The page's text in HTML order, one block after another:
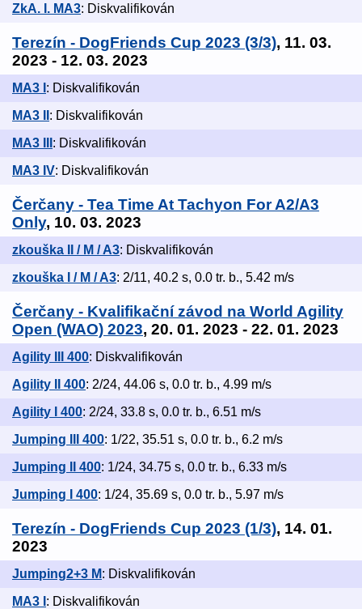
ZkA. I. MA3: Diskvalifikován
Terezín - DogFriends Cup 2023 (3/3), 11. 03.
2023 - 12. 03. 2023
MA3 I : Diskvalifikován
MA3 II : Diskvalifikován
MA3 III : Diskvalifikován
MA3 IV: Diskvalifikován
Čerčany - Tea Time At Tachyon For A2/A3
Only, 10. 03. 2023
zkouška II / M / A3: Diskvalifikován
zkouška I / M / A3: 2/11, 40.2 s, 0.0 tr. b., 5.42 m/s
Čerčany - Kvalifikační závod na World Agility
Open (WAO) 2023, 20. 01. 2023 - 22. 01. 2023
Agility III 400: Diskvalifikován
Agility II 400: 2/24, 44.06 s, 0.0 tr. b., 4.99 m/s
Agility I 400: 2/24, 33.8 s, 0.0 tr. b., 6.51 m/s
Jumping III 400: 1/22, 35.51 s, 0.0 tr. b., 6.2 m/s
Jumping II 400: 1/24, 34.75 s, 0.0 tr. b., 6.33 m/s
Jumping I 400: 1/24, 35.69 s, 0.0 tr. b., 5.97 m/s
Terezín - DogFriends Cup 2023 (1/3), 14. 01.
2023
Jumping2+3 M: Diskvalifikován
MA3 I : Diskvalifikován